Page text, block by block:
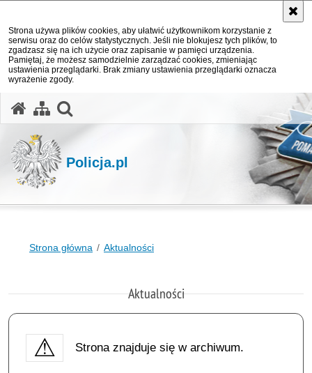
Strona używa plików cookies, aby ułatwić użytkownikom korzystanie z
serwisu oraz do celów statystycznych. Jeśli nie blokujesz tych plików, to
zgadzasz się na ich użycie oraz zapisanie w pamięci urządzenia.
Pamiętaj, że możesz samodzielnie zarządzać cookies, zmieniając
ustawienia przeglądarki. Brak zmiany ustawienia przeglądarki oznacza
wyrażenie zgody.
Policja.pl
Strona główna Aktualności
Aktualności
Strona znajduje się w archiwum.